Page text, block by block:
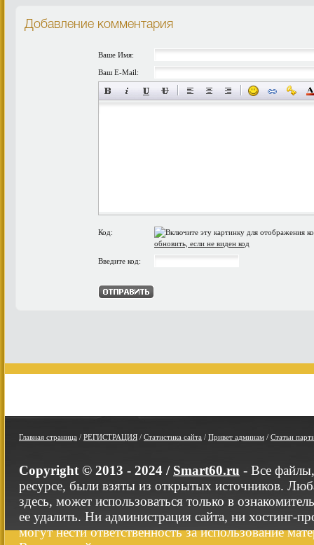
Добавление комментария
Ваше Имя:
Ваш E-Mail:
Код:
обновить, если не виден код
Введите код:
Главная страница / РЕГИСТРАЦИЯ / Статистика сайта / Привет админам / Статьи
Copyright © 2013 - 2024 / Smart60.ru - Все
ресурсе, были взяты из открытых источников.
здесь, может использоваться только в
ее удалить. Ни администрация сайта, ни хостинг-
могут нести ответственность за использование